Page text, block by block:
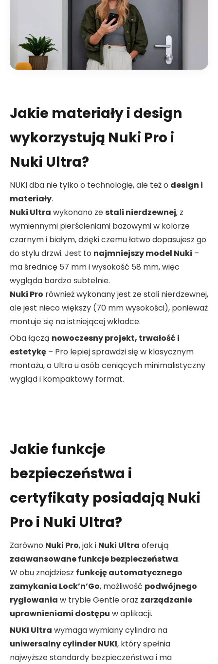
Jakie materiały i design
wykorzystują Nuki Pro i
Nuki Ultra?
NUKI dba nie tylko o technologię, ale też o design i
materiały.
Nuki Ultra wykonano zestali nierdzewnej, z
wymiennymi pierścieniami bazowymi w kolorze
czarnym i białym, dzięki czemu łatwo dopasujesz go
do stylu drzwi. Jest to najmniejszy model Nuki –
ma średnicę 57 mm i wysokość 58 mm, więc
wygląda bardzo subtelnie.
Nuki Pro również wykonany jest ze stali nierdzewnej,
ale jest nieco większy (70 mm wysokości), ponieważ
montuje się na istniejącej wkładce.
Oba łączą nowoczesny projekt, trwałość i
estetykę – Pro lepiej sprawdzi się w klasycznym
montażu, a Ultra u osób ceniących minimalistyczny
wygląd i kompaktowy format.
Jakie funkcje
bezpieczeństwa i
certyfikaty posiadają Nuki
Pro i Nuki Ultra?
Zarówno Nuki Pro, jak i Nuki Ultra oferują
zaawansowane funkcje bezpieczeństwa.
W obu znajdziesz funkcję automatycznego
zamykania Lock’n’Go, możliwość podwójnego
ryglowania w trybie Gentle oraz zarządzanie
uprawnieniami dostępu w aplikacji.
NUKI Ultra wymaga wymiany cylindra na
uniwersalny cylinder NUKI, który spełnia
najwyższe standardy bezpieczeństwa i ma